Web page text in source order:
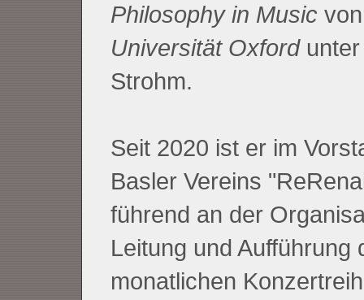
Philosophy in Music
Universität Oxfordunter
Strohm.
Seit 2020 ist er im
Basler Vereins
führend an der
Leitung und Aufführung
monatlichen